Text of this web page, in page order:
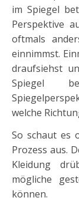
im Spiegel
Perspektive
oftmals
einnimmst.
draufsiehst
Spiegel
welche
So schaut es
Prozess aus.
Kleidung
mögliche
können.